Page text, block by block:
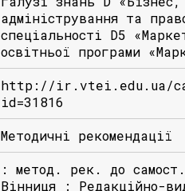
адміністрування та
спеціальності D5
освітньої програми
http://ir.vtei.edu.ua/
id=31816
Методичні рекомендації
: метод. рек. до
Вінниця : Редакційно-